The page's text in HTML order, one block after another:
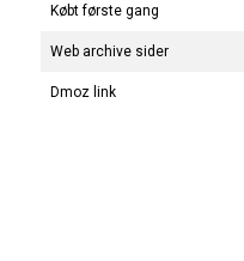
Købt første gang
Web archive sider
Dmoz link